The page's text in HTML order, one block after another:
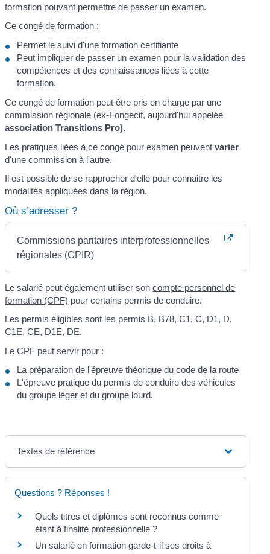
formation pouvant permettre de passer un examen.
Ce congé de formation :
Permet le suivi d'une formation certifiante
Peut impliquer de passer un examen pour la validation des
compétences et des connaissances liées à cette
formation.
Ce congé de formation peut être pris en charge par une
commission régionale (ex-Fongecif, aujourd'hui appelée
association Transitions Pro).
Les pratiques liées à ce congé pour examen peuvent varier
d'une commission à l'autre.
Il est possible de se rapprocher d'elle pour connaitre les
modalités appliquées dans la région.
Où s’adresser ?
Commissions paritaires interprofessionnelles
régionales (CPIR)
Le salarié peut également utiliser soncompte personnel de
formation (CPF) pour certains permis de conduire.
Les permis éligibles sont les permis B, B78, C1, C, D1, D,
C1E, CE, D1E, DE.
Le CPF peut servir pour :
La préparation de l'épreuve théorique du code de la route
L'épreuve pratique du permis de conduire des véhicules
du groupe léger et du groupe lourd.
Textes de référence
Questions ? Réponses !
Quels titres et diplômes sont reconnus comme
étant à finalité professionnelle ?
Un salarié en formation garde-t-il ses droits à